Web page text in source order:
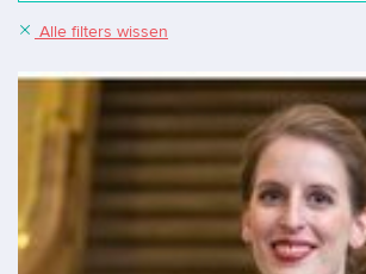
Alle filters wissen